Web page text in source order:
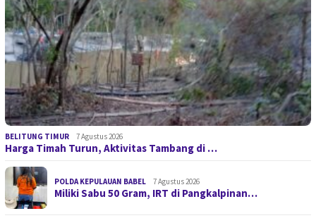
BELITUNG TIMUR 7 Agustus 2026
Harga Timah Turun, Aktivitas Tambang di …
POLDA KEPULAUAN BABEL 7 Agustus 2026
Miliki Sabu 50 Gram, IRT di Pangkalpinan…